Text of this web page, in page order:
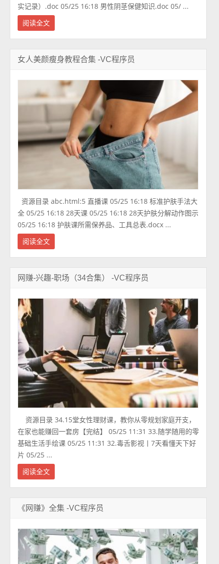
实记录）.doc 05/25 16:18 男性阴茎保健知识.doc 05/ ...
阅读全文
女人美颜瘦身教程合集 -VC程序员
资源目录 abc.html:5 直播课 05/25 16:18 标准护肤手法大
全 05/25 16:18 28天课 05/25 16:18 28天护肤分解动作图示
05/25 16:18 护肤课所需保养品、工具总表.docx ...
阅读全文
网赚-兴趣-职场（34合集） -VC程序员
资源目录 34.15堂女性理财课，教你从零规划家庭开支，
在家也能赚回一套房【完结】 05/25 11:31 33.随学随用的零
基础生活手绘课 05/25 11:31 32.毒舌影视丨7天看懂天下好
片 05/25 ...
阅读全文
《网赚》全集 -VC程序员